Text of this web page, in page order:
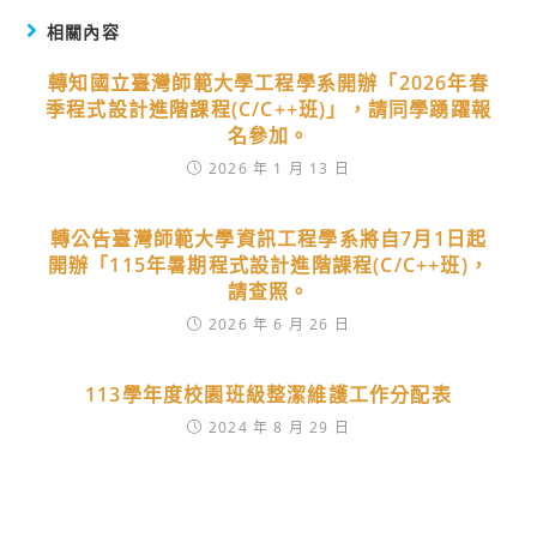
相關內容
轉知國立臺灣師範大學工程學系開辦「2026年春
季程式設計進階課程(C/C++班)」，請同學踴躍報
名參加。
2026 年 1 月 13 日
轉公告臺灣師範大學資訊工程學系將自7月1日起
開辦「115年暑期程式設計進階課程(C/C++班)，
請查照。
2026 年 6 月 26 日
113學年度校園班級整潔維護工作分配表
2024 年 8 月 29 日